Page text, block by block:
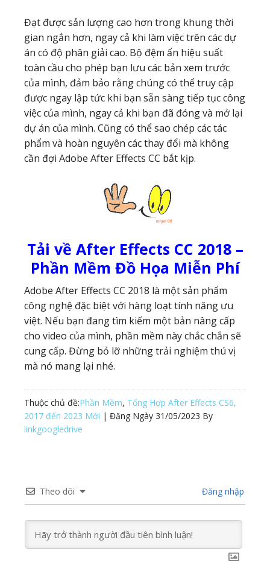
Đạt được sản lượng cao hơn trong khung thời
gian ngắn hơn, ngay cả khi làm việc trên các dự
án có độ phân giải cao. Bộ đệm ẩn hiệu suất
toàn cầu cho phép bạn lưu các bản xem trước
của mình, đảm bảo rằng chúng có thể truy cập
được ngay lập tức khi bạn sẵn sàng tiếp tục công
việc của mình, ngay cả khi bạn đã đóng và mở lại
dự án của mình. Cũng có thể sao chép các tác
phẩm và hoàn nguyên các thay đổi mà không
cần đợi Adobe After Effects CC bắt kịp.
Tải về After Effects CC 2018 –
Phần Mềm Đồ Họa Miễn Phí
Adobe After Effects CC 2018 là một sản phẩm
công nghệ đặc biệt với hàng loạt tính năng ưu
việt. Nếu bạn đang tìm kiếm một bản nâng cấp
cho video của mình, phần mềm này chắc chắn sẽ
cung cấp. Đừng bỏ lỡ những trải nghiệm thú vị
mà nó mang lại nhé.
Thuộc chủ đề:Phần Mềm, Tổng Hợp After Effects CS6,
2017 đến 2023 Mới | Đăng Ngày 31/05/2023 By
linkgoogledrive
Theo dõi Đăng nhập